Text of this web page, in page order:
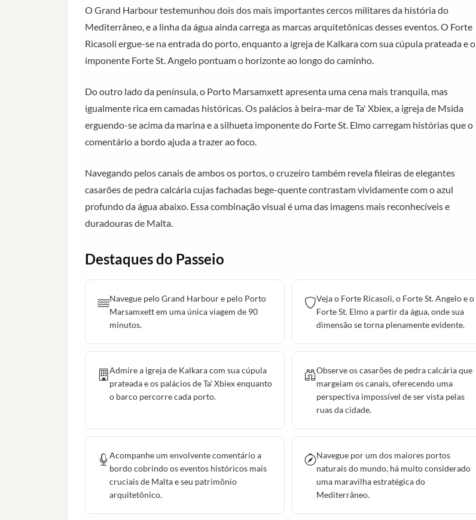
O Grand Harbour testemunhou dois dos mais importantes cercos militares da história do
Mediterrâneo, e a linha da água ainda carrega as marcas arquitetônicas desses eventos. O Forte
Ricasoli ergue-se na entrada do porto, enquanto a igreja de Kalkara com sua cúpula prateada e o
imponente Forte St. Angelo pontuam o horizonte ao longo do caminho.
Do outro lado da península, o Porto Marsamxett apresenta uma cena mais tranquila, mas
igualmente rica em camadas históricas. Os palácios à beira-mar de Ta' Xbiex, a igreja de Msida
erguendo-se acima da marina e a silhueta imponente do Forte St. Elmo carregam histórias que o
comentário a bordo ajuda a trazer ao foco.
Navegando pelos canais de ambos os portos, o cruzeiro também revela fileiras de elegantes
casarões de pedra calcária cujas fachadas bege-quente contrastam vividamente com o azul
profundo da água abaixo. Essa combinação visual é uma das imagens mais reconhecíveis e
duradouras de Malta.
Destaques do Passeio
Navegue pelo Grand Harbour e pelo Porto
Marsamxett em uma única viagem de 90
minutos.
Veja o Forte Ricasoli, o Forte St. Angelo e o
Forte St. Elmo a partir da água, onde sua
dimensão se torna plenamente evidente.
Admire a igreja de Kalkara com sua cúpula
prateada e os palácios de Ta' Xbiex enquanto
o barco percorre cada porto.
Observe os casarões de pedra calcária que
margeiam os canais, oferecendo uma
perspectiva impossível de ser vista pelas
ruas da cidade.
Acompanhe um envolvente comentário a
bordo cobrindo os eventos históricos mais
cruciais de Malta e seu patrimônio
arquitetônico.
Navegue por um dos maiores portos
naturais do mundo, há muito considerado
uma maravilha estratégica do
Mediterrâneo.